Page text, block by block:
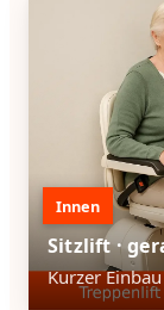
Innen
Sitzlift ·
Kurzer Einbau